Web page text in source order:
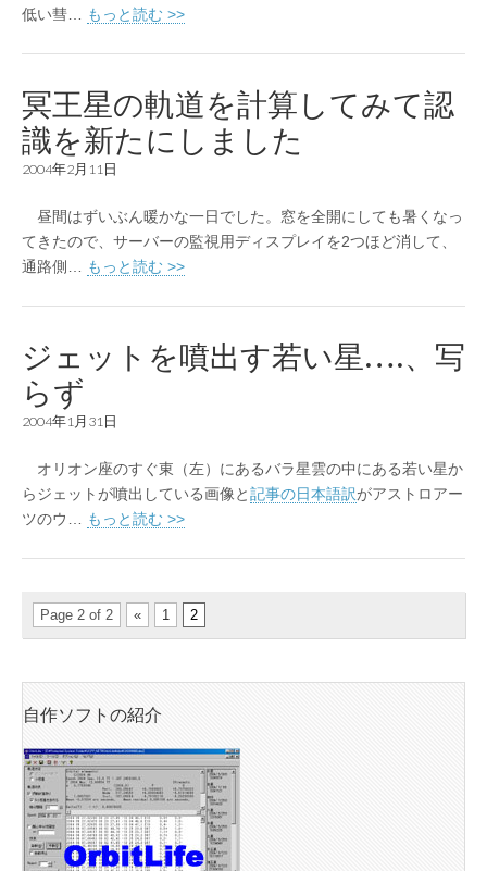
低い彗… もっと読む >>
冥王星の軌道を計算してみて認
識を新たにしました
2004年2月11日
昼間はずいぶん暖かな一日でした。窓を全開にしても暑くなっ
てきたので、サーバーの監視用ディスプレイを2つほど消して、
通路側…
もっと読む >>
ジェットを噴出す若い星….、写
らず
2004年1月31日
オリオン座のすぐ東（左）にあるバラ星雲の中にある若い星か
らジェットが噴出している画像と記事の日本語訳がアストロアー
ツのウ…
もっと読む >>
Page 2 of 2 « 1 2
自作ソフトの紹介